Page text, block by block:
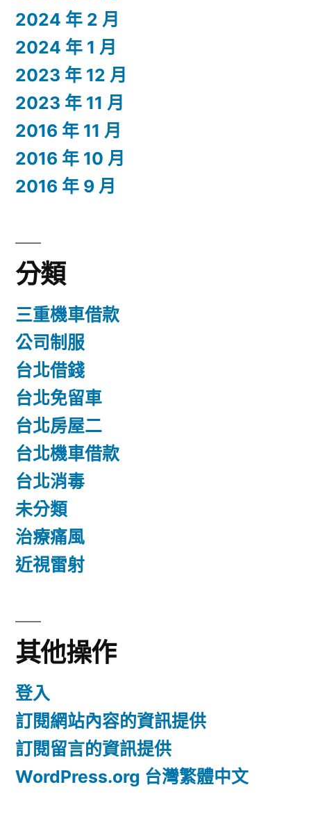
2024 年 2 月
2024 年 1 月
2023 年 12 月
2023 年 11 月
2016 年 11 月
2016 年 10 月
2016 年 9 月
分類
三重機車借款
公司制服
台北借錢
台北免留車
台北房屋二
台北機車借款
台北消毒
未分類
治療痛風
近視雷射
其他操作
登入
訂閱網站內容的資訊提供
訂閱留言的資訊提供
WordPress.org 台灣繁體中文